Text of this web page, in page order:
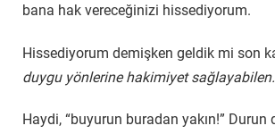
bana hak vereceğinizi hissediyorum.
Hissediyorum demişken geldik mi son
duygu yönlerine hakimiyet
Haydi, “buyurun buradan yakın!” Durun